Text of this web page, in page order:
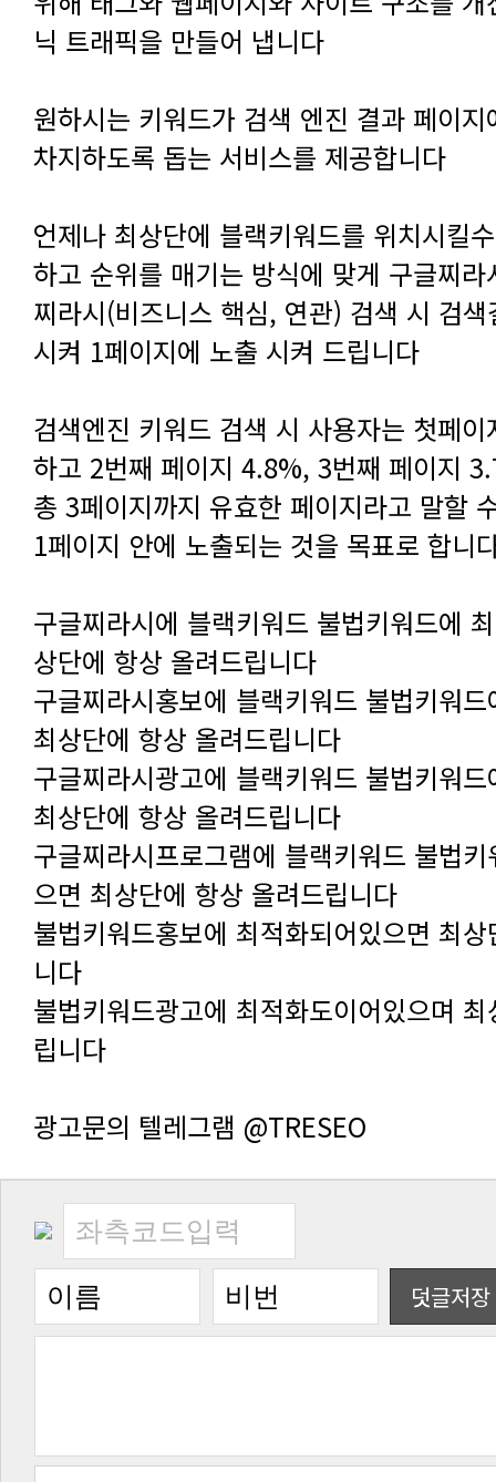
닉 트래픽을 만들어 냅니다
차지하도록 돕는 서비스를 제공합니다
시켜 1페이지에 노출 시켜 드립니다
하고 2번째 페이지 4.8%, 3번째 페이지
1페이지 안에 노출되는 것을 목표로 합니
상단에 항상 올려드립니다
최상단에 항상 올려드립니다
최상단에 항상 올려드립니다
으면 최상단에 항상 올려드립니다
니다
립니다
광고문의 텔레그램 @TRESEO
덧글저장